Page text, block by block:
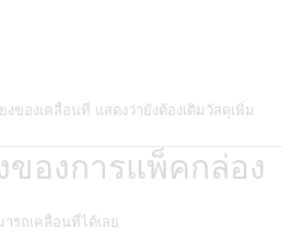
งของเคลื่อนที่ แสดงว่ายังต้องเติมวัสดุเพิ่ม
ของการแพ็คกล่อง
รถเคลื่อนที่ได้เลย